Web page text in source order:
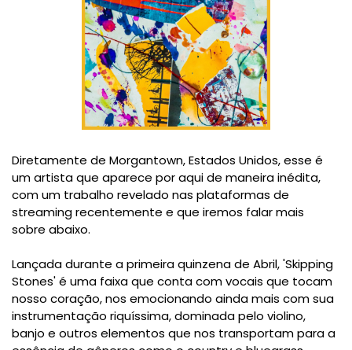
Diretamente de Morgantown, Estados Unidos, esse é
um artista que aparece por aqui de maneira inédita,
com um trabalho revelado nas plataformas de
streaming recentemente e que iremos falar mais
sobre abaixo.
Lançada durante a primeira quinzena de Abril, 'Skipping
Stones' é uma faixa que conta com vocais que tocam
nosso coração, nos emocionando ainda mais com sua
instrumentação riquíssima, dominada pelo violino,
banjo e outros elementos que nos transportam para a